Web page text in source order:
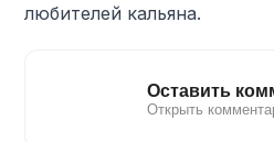
любителей кальяна.